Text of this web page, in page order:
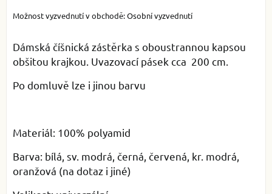
Osobní vyzvednutí
Dámská číšnická zástěrka s oboustrannou kapsou
obšitou krajkou. Uvazovací pásek cca 200 cm.
Po domluvě lze i jinou barvu
Materiál: 100% polyamid
Barva: bílá, sv. modrá, černá, červená, kr. modrá,
oranžová (na dotaz i jiné)